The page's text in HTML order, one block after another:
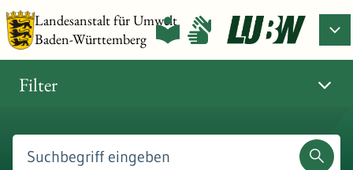
Landesanstalt für Umwelt
Baden-Württemberg
Filter